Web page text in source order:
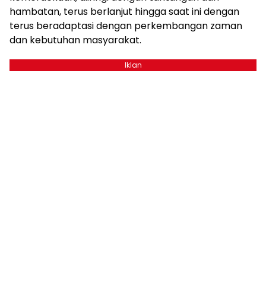
hambatan, terus berlanjut hingga saat ini dengan
terus beradaptasi dengan perkembangan zaman
dan kebutuhan masyarakat.
Iklan